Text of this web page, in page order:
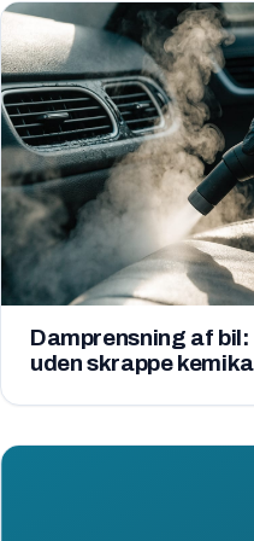
Damprensning af
uden skrappe